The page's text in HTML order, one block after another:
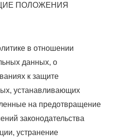
ПОЛОЖЕНИЯ
в отношении
данных, о
к защите
устанавливающих
на предотвращение
законодательства
устранение